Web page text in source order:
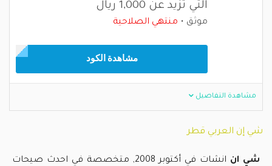
التي تزيد عن 1,000 ريال
موثق منتهي الصلاحية
مشاهدة الكود
مشاهدة التفاصيل
شي إن العربي قطر
شي ان
انشات في أكتوبر 2008, متخصصة في احدث صيحات